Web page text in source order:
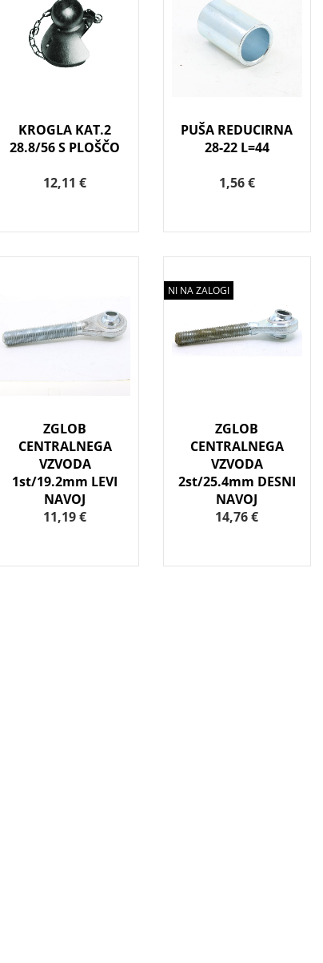
KROGLA KAT.2
28.8/56 S PLOŠČO
12,11 €
PUŠA REDUCIRNA
28-22 L=44
1,56 €
ZGLOB
CENTRALNEGA
VZVODA
1st/19.2mm LEVI
NAVOJ
11,19 €
NI NA ZALOGI
ZGLOB
CENTRALNEGA
VZVODA
2st/25.4mm DESNI
NAVOJ
14,76 €